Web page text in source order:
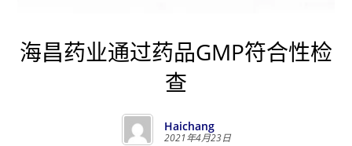
海昌药业通过药品GMP符合性检
查
Haichang
2021年4月23日